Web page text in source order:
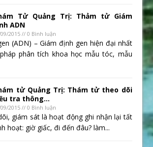
Tử Quảng Trị: Thảm tử Giám
ADN
2015 // 0 Bình luận
(ADN) – Giám định gen hiện đại nhất
phân tích khoa học mẫu tóc, mẫu
tử Quảng Trị: Thám tử theo dõi
tra thông...
2015 // 0 Bình luận
giám sát là hoạt động ghi nhận lại tất
hoạt: giờ giấc, đi đến đâu? làm...